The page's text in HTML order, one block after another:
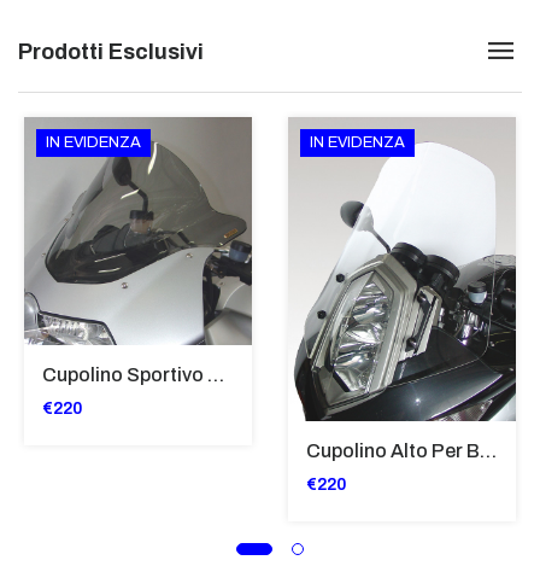
Prodotti Esclusivi
IN EVIDENZA
Cupolino Sportivo Per Bmw K 1200 R Sport 2005-07 TRASPARENTE - Sc967-T
€220
IN EVIDENZA
Cupolino Alto Per Bmw R 1200 St 2004 - 2007 TRASPARENTE - Sc950-T
€220